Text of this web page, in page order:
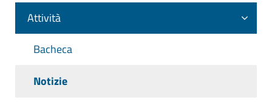
Attività
Bacheca
Notizie